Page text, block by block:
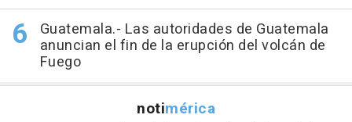
Guatemala.- Las autoridades de Guatemala
anuncian el fin de la erupción del volcán de
Fuego
notimérica